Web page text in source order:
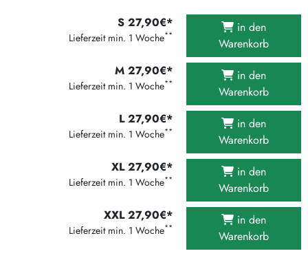
S 27,90€*
Lieferzeit min. 1 Woche**
in den
Warenkorb
M 27,90€*
Lieferzeit min. 1 Woche**
in den
Warenkorb
L 27,90€*
Lieferzeit min. 1 Woche**
in den
Warenkorb
XL 27,90€*
Lieferzeit min. 1 Woche**
in den
Warenkorb
XXL 27,90€*
Lieferzeit min. 1 Woche**
in den
Warenkorb